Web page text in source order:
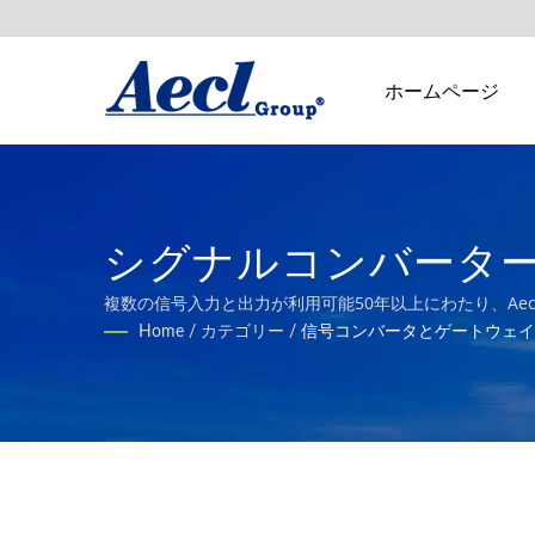
ホームページ
シグナルコンバータ
ル屋内空気品質トラ
複数の信号入力と出力が利用可能50年以上にわたり、
ー製品を提供してきました。
Home / カテゴリー / 信号コンバータとゲートウェイ